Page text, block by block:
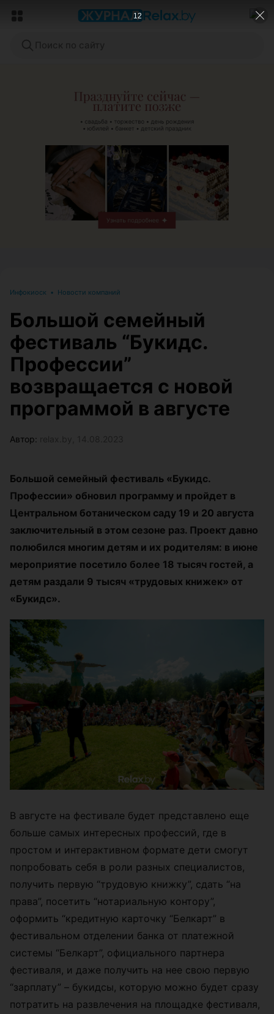
ЭФФЕКТИВНАЯ РЕКЛАМА НА САЙТЕ
Инфокиоск • Новости компаний
Большой семейный
фестиваль “Букидс.
Профессии”
возвращается с новой
программой в августе
Автор:
Большой семейный фестиваль «Букидс.
Профессии» обновил программу и пройдет в
Центральном ботаническом саду 19 и 20 августа
заключительный в этом сезоне раз. Проект давно
полюбился многим детям и их родителям: в июне
мероприятие посетило более 18 тысяч гостей, а
детям раздали 9 тысяч «трудовых книжек» от
«Букидс».
В августе на фестивале будет представлено еще
больше самых интересных профессий, где в
простом и интерактивном формате дети смогут
попробовать себя в роли разных специалистов,
получить первую “трудовую книжку”, сдать “на
права”, посетить “нотариальную контору”,
оформить “кредитную карточку “Белкарт” в
фестивальном отделении банка от платежной
системы “Белкарт”, официального партнера
фестиваля, и даже получить на нее свою первую
“зарплату” – букидсы, которую можно будет сразу
потратить на развлечения на площадке фестиваля,
10